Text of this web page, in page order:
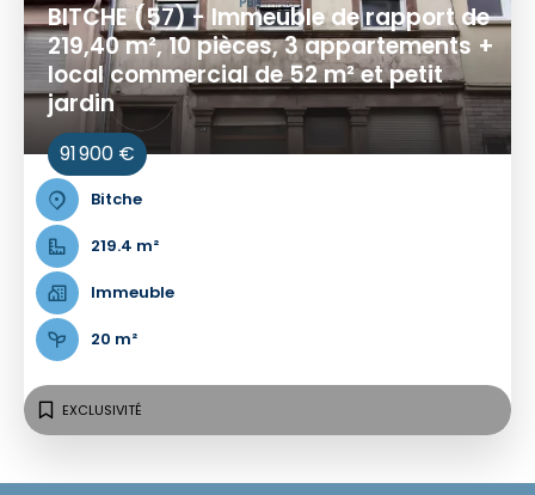
BITCHE (57) - Immeuble de rapport de
219,40 m², 10 pièces, 3 appartements +
local commercial de 52 m² et petit
jardin
91 900 €
Bitche
219.4 m²
Immeuble
20 m²
EXCLUSIVITÉ